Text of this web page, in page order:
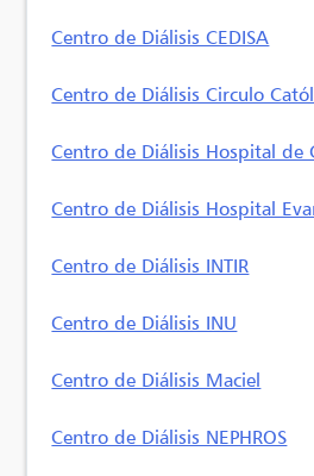
Centro de Diálisis CEDISA
Centro de Diálisis Circulo
Centro de Diálisis Hospital de
Centro de Diálisis Hospital
Centro de Diálisis INTIR
Centro de Diálisis INU
Centro de Diálisis Maciel
Centro de Diálisis NEPHROS